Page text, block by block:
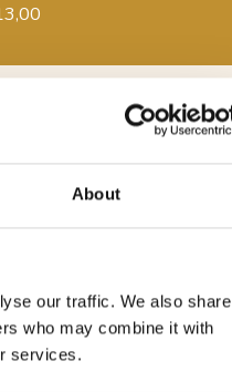
About
our traffic. We also share
who may combine it with
services.
WEBSITE